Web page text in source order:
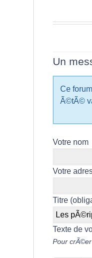
Un
Ce
Ã©tÃ©
Votre nom
Votre
Titre
Pour